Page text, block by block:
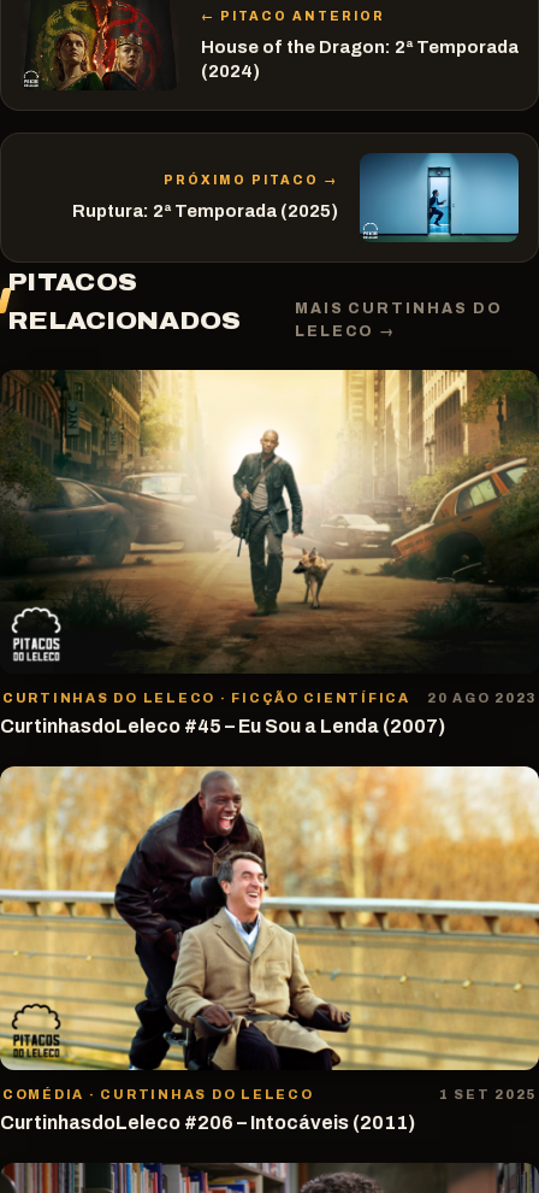
← PITACO ANTERIOR
House of the Dragon: 2ª Temporada
(2024)
PRÓXIMO PITACO →
Ruptura: 2ª Temporada (2025)
PITACOS
RELACIONADOS
MAIS CURTINHAS DO
LELECO →
CURTINHAS DO LELECO · FICÇÃO CIENTÍFICA 20 AGO 2023
CurtinhasdoLeleco #45 – Eu Sou a Lenda (2007)
COMÉDIA · CURTINHAS DO LELECO 1 SET 2025
CurtinhasdoLeleco #206 – Intocáveis (2011)